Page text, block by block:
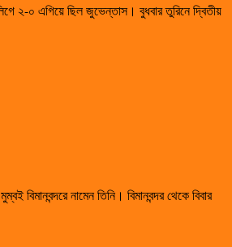
২-০ এগিয়ে ছিল জুভেন্তাস। বুধবার তুরিনে দ্বিতীয়
নামেন তিনি। বিমানবন্দর থেকে বিবার